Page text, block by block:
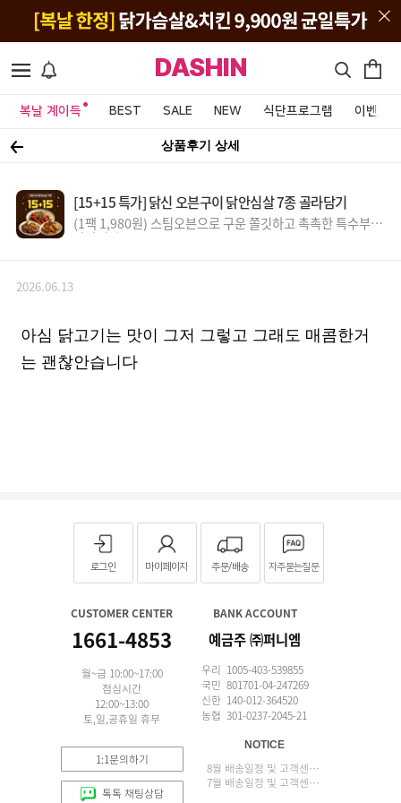
DASHIN
복날 계이득 BEST SALE NEW 식단프로그램 이벤트&
상품후기 상세
[15+15 특가] 닭신 오븐구이 닭안심살 7종 골라담기
(1팩 1,980원) 스팀오븐으로 구운 쫄깃하고 촉촉한 특수부위
닭안심살
2026.06.13
아심 닭고기는 맛이 그저 그렇고 그래도 매콤한거
는 괜찮안습니다
로그인 마이페이지 주문/배송 자주묻는질문
CUSTOMER CENTER
1661-4853
월~금 10:00~17:00
점심시간
12:00~13:00
토,일,공휴일 휴무
1:1문의하기
톡톡 채팅상담
BANK ACCOUNT
예금주 ㈜퍼니엠
우리 1005-403-539855
국민 801701-04-247269
신한 140-012-364520
농협 301-0237-2045-21
NOTICE
8월 배송일정 및 고객센터 업무 안내
7월 배송일정 및 고객센터 업무 안내